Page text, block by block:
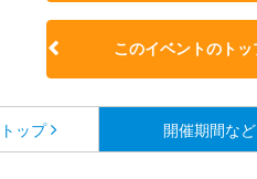
このイベントのトッ
トップ 開催期間など